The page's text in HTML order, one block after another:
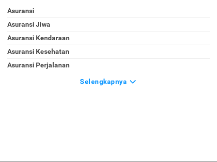
Asuransi
Asuransi Jiwa
Asuransi Kendaraan
Asuransi Kesehatan
Asuransi Perjalanan
Selengkapnya